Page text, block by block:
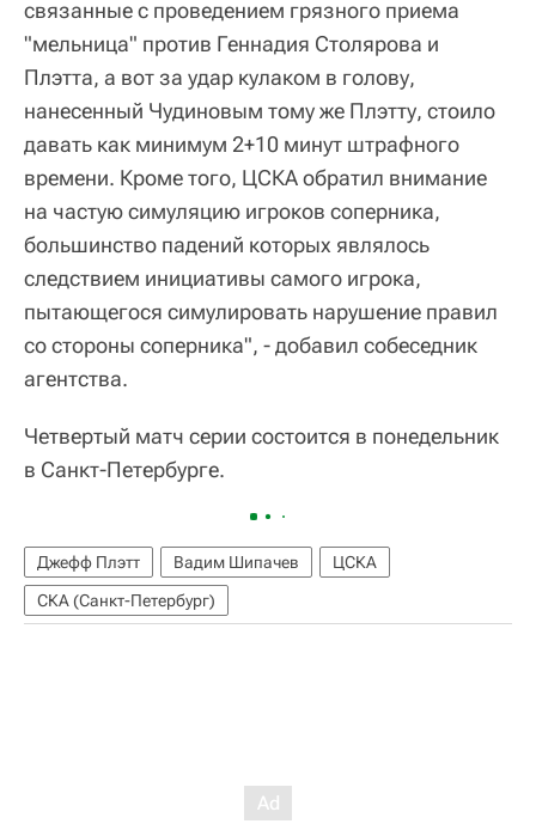
связанные с проведением грязного приема
"мельница" против Геннадия Столярова и
Плэтта, а вот за удар кулаком в голову,
нанесенный Чудиновым тому же Плэтту, стоило
давать как минимум 2+10 минут штрафного
времени. Кроме того, ЦСКА обратил внимание
на частую симуляцию игроков соперника,
большинство падений которых являлось
следствием инициативы самого игрока,
пытающегося симулировать нарушение правил
со стороны соперника", - добавил собеседник
агентства.
Четвертый матч серии состоится в понедельник
в Санкт-Петербурге.
Джефф Плэтт Вадим Шипачев
ЦСКА
СКА (Санкт-Петербург)